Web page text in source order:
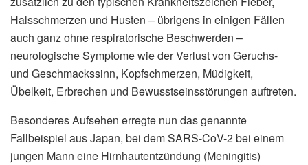
Halsschmerzen und Husten – übrigens in einigen Fällen
auch ganz ohne respiratorische Beschwerden –
neurologische Symptome wie der Verlust von Geruchs-
und Geschmackssinn, Kopfschmerzen, Müdigkeit,
Übelkeit, Erbrechen und Bewusstseinsstörungen auftreten.
Besonderes Aufsehen erregte nun das genannte
Fallbeispiel aus Japan, bei dem SARS-CoV-2 bei einem
jungen Mann eine Hirnhautentzündung (Meningitis)